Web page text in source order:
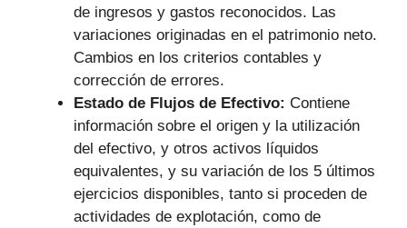
de ingresos y gastos reconocidos. Las
variaciones originadas en el patrimonio neto.
Cambios en los criterios contables y
corrección de errores.
Estado de Flujos de Efectivo: Contiene
información sobre el origen y la utilización
del efectivo, y otros activos líquidos
equivalentes, y su variación de los 5 últimos
ejercicios disponibles, tanto si proceden de
actividades de explotación, como de